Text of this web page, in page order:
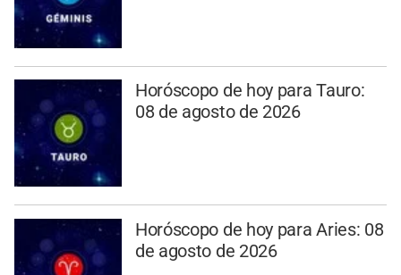
Horóscopo de hoy para Tauro:
08 de agosto de 2026
Horóscopo de hoy para Aries: 08
de agosto de 2026